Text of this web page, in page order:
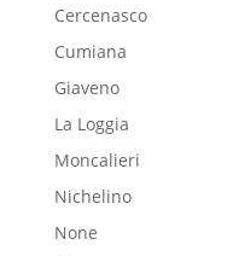
Cercenasco
Cumiana
Giaveno
La Loggia
Moncalieri
Nichelino
None